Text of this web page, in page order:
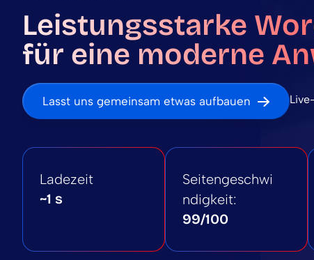
Leistungsstarke
für eine moderne
Lasst uns gemeinsam etwas aufbauen
Ladezeit
~1 s
Seitengeschwi
ndigkeit:
99/100